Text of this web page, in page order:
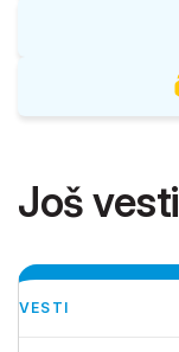
Još vesti
VESTI